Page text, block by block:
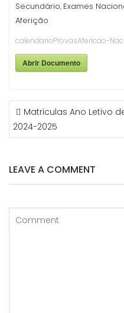
Secundário, Exames
Aferição
calendarioProvasAfericao-
Abrir Documento
NAVEGAÇÃO
DE
ARTIGOS
Matriculas Ano Letivo
2024-2025
LEAVE A COMMENT